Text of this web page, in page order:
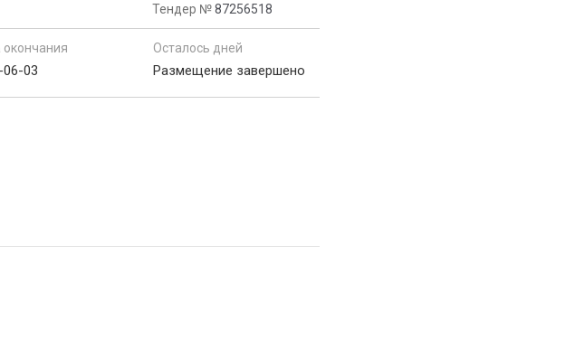
Тендер №87256518
03
Осталось дней
Размещение завершено